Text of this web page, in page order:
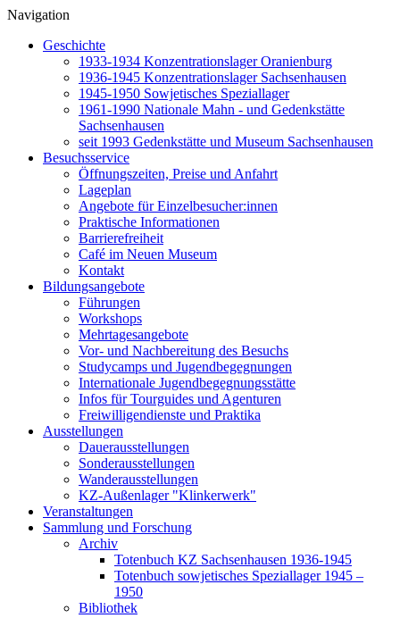
Navigation
Geschichte
1933-1934 Konzentrationslager Oranienburg
1936-1945 Konzentrationslager Sachsenhausen
1945-1950 Sowjetisches Speziallager
1961-1990 Nationale Mahn - und Gedenkstätte
Sachsenhausen
seit 1993 Gedenkstätte und Museum Sachsenhausen
Besuchsservice
Öffnungszeiten, Preise und Anfahrt
Lageplan
Angebote für Einzelbesucher:innen
Praktische Informationen
Barrierefreiheit
Café im Neuen Museum
Kontakt
Bildungsangebote
Führungen
Workshops
Mehrtagesangebote
Vor- und Nachbereitung des Besuchs
Studycamps und Jugendbegegnungen
Internationale Jugendbegegnungsstätte
Infos für Tourguides und Agenturen
Freiwilligendienste und Praktika
Ausstellungen
Dauerausstellungen
Sonderausstellungen
Wanderausstellungen
KZ-Außenlager "Klinkerwerk"
Veranstaltungen
Sammlung und Forschung
Archiv
Totenbuch KZ Sachsenhausen 1936-1945
Totenbuch sowjetisches Speziallager 1945 –
1950
Bibliothek